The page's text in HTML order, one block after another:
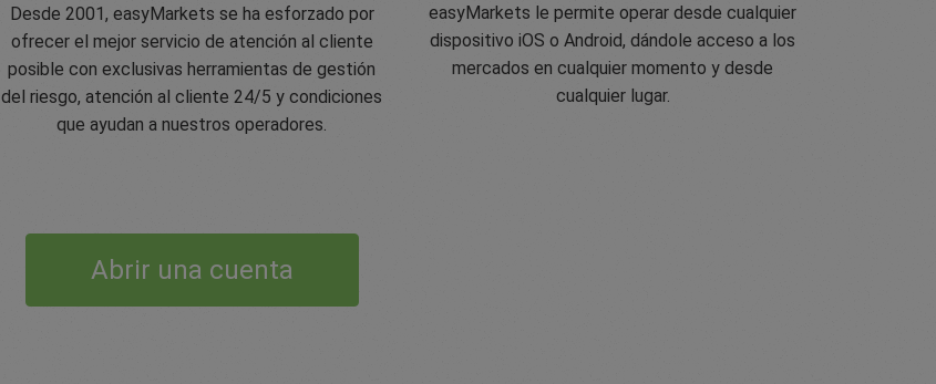
Desde 2001, easyMarkets se ha esforzado por
ofrecer el mejor servicio de atención al cliente
posible con exclusivas herramientas de gestión
del riesgo, atención al cliente 24/5 y condiciones
que ayudan a nuestros operadores.
easyMarkets le permite operar desde cualquier
dispositivo iOS o Android, dándole acceso a los
mercados en cualquier momento y desde
cualquier lugar.
Abrir una cuenta